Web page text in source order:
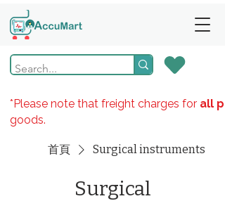
*Please note that freight charges for all
goods.
首頁 Surgical instruments
Surgical